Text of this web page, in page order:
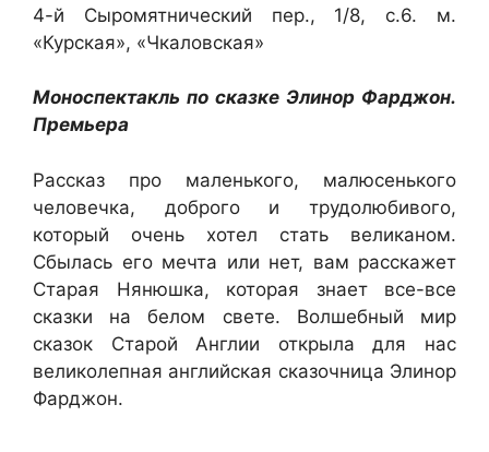
4-й Сыромятнический пер., 1/8, с.6. м.
«Курская», «Чкаловская»
Моноспектакль по сказке Элинор Фарджон.
Премьера
Рассказ про маленького, малюсенького
человечка, доброго и трудолюбивого,
который очень хотел стать великаном.
Сбылась его мечта или нет, вам расскажет
Старая Нянюшка, которая знает все-все
сказки на белом свете. Волшебный мир
сказок Старой Англии открыла для нас
великолепная английская сказочница Элинор
Фарджон.